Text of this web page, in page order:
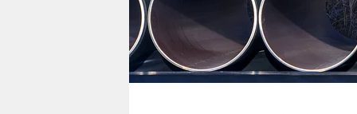
unterstützen
abo
genossenschaft